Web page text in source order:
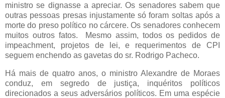
ministro se dignasse a apreciar. Os senadores sabem que
outras pessoas presas injustamente só foram soltas após a
morte do preso político no cárcere. Os senadores conhecem
muitos outros fatos. Mesmo assim, todos os pedidos de
impeachment, projetos de lei, e requerimentos de CPI
seguem enchendo as gavetas do sr. Rodrigo Pacheco.
Há mais de quatro anos, o ministro Alexandre de Moraes
conduz, em segredo de justiça, inquéritos políticos
direcionados a seus adversários políticos. Em uma espécie